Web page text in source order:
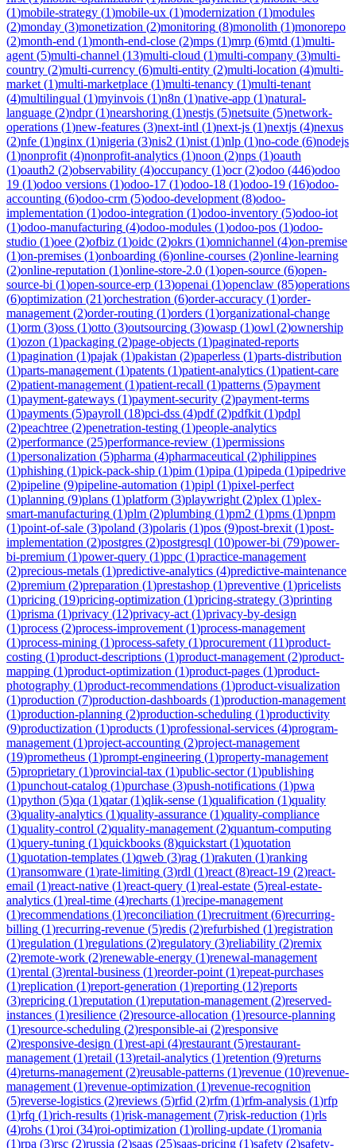
(1)mobile-strategy (1)mobile-ux (1)modernization (1)modules
(2)monday (3)monetization (2)monitoring (8)monolith (1)monorepo
(2)month-end (1)month-end-close (2)mps (1)mrp (6)mtd (1)multi-
agent (5)multi-channel (13)multi-cloud (1)multi-company (3)multi-
country (2)multi-currency (6)multi-entity (2)multi-location (4)multi-
market (1)multi-marketplace (1)multi-tenancy (1)multi-tenant
(4)multilingual (1)myinvois (1)n8n (1)native-app (1)natural-
language (2)ndpr(1)nearshoring (1)nestjs (5)netsuite (5)network-
operations (1)new-features (3)next-intl (1)next-js (1)nextjs (4)nexus
(2)nfe (1)nginx (1)nigeria (3)nis2 (1)nist (1)nlp (1)no-code (6)nodejs
(1)nonprofit (4)nonprofit-analytics (1)noon (2)nps (1)oauth
(1)oauth2 (2)observability (4)occupancy (1)ocr(2)odoo (446)odoo
19 (1)odoo versions (1)odoo-17 (1)odoo-18 (1)odoo-19 (16)odoo-
accounting (6)odoo-crm (5)odoo-development (8)odoo-
implementation (1)odoo-integration (1)odoo-inventory (5)odoo-iot
(1)odoo-manufacturing (4)odoo-modules (1)odoo-pos (1)odoo-
studio (1)oee (2)ofbiz (1)oidc (2)okrs (1)omnichannel (4)on-premise
(1)on-premises (1)onboarding (6)online-courses (2)online-learning
(2)online-reputation (1)online-store-2.0 (1)open-source (6)open-
source-bi (1)open-source-erp (13)openai (1)openclaw (85)operations
(6)optimization (21)orchestration (6)order-accuracy (1)order-
management (2)order-routing (1)orders (1)organizational-change
(1)orm (3)oss (1)otto (3)outsourcing (3)owasp (1)owl (2)ownership
(1)ozon (1)packaging (2)page-objects (1)paginated-reports
(1)pagination (1)pajak (1)pakistan (2)paperless (1)parts-distribution
(1)parts-management (1)patents (1)patient-analytics (1)patient-care
(2)patient-management (1)patient-recall (1)patterns (5)payment
(1)payment-gateways (1)payment-security (2)payment-terms
(1)payments (5)payroll (18)pci-dss (4)pdf(2)pdfkit (1)pdpl
(2)peachtree (2)penetration-testing (1)people-analytics
(2)performance (25)performance-review (1)permissions
(1)personalization (5)pharma (4)pharmaceutical (2)philippines
(1)phishing (1)pick-pack-ship (1)pim (1)pipa (1)pipeda (1)pipedrive
(2)pipeline (9)pipeline-automation (1)pipl (1)pixel-perfect
(1)planning (9)plans (1)platform (3)playwright (2)plex (1)plex-
smart-manufacturing (1)plm (2)plumbing (1)pm2 (1)pms (1)pnpm
(1)point-of-sale (3)poland (3)polaris (1)pos (9)post-brexit (1)post-
implementation (2)postgres (2)postgresql (10)power-bi (79)power-
bi-premium (1)power-query (1)ppc (1)practice-management
(2)precious-metals (1)predictive-analytics (4)predictive-maintenance
(2)premium (2)preparation (1)prestashop (1)preventive (1)pricelists
(1)pricing (19)pricing-optimization (1)pricing-strategy (3)printing
(1)prisma (1)privacy (12)privacy-act (1)privacy-by-design
(1)process (2)process-improvement (1)process-management
(1)process-mining (1)process-safety (1)procurement (11)product-
costing (1)product-descriptions (1)product-management (2)product-
mapping (1)product-optimization (1)product-pages (1)product-
photography (1)product-recommendations (1)product-visualization
(1)production (7)production-dashboards (1)production-management
(1)production-planning (2)production-scheduling (1)productivity
(9)productization (1)products (1)professional-services (4)program-
management (1)project-accounting (2)project-management
(19)prometheus (1)prompt-engineering (1)property-management
(5)proprietary (1)provincial-tax (1)public-sector(1)publishing
(1)punchout-catalog (1)purchase (3)push-notifications (1)pwa
(1)python (5)qa (1)qatar(1)qlik-sense (1)qualification (1)quality
(3)quality-analytics (1)quality-assurance (1)quality-compliance
(1)quality-control (2)quality-management (2)quantum-computing
(1)query-tuning (1)quickbooks (8)quickstart (1)quotation
(1)quotation-templates (1)qweb (3)rag (1)rakuten (1)ranking
(1)ransomware (1)rate-limiting (3)rdl (1)react (8)react-19 (2)react-
email (1)react-native (1)react-query (1)real-estate (5)real-estate-
analytics (1)real-time (4)recharts (1)recipe-management
(1)recommendations (1)reconciliation (1)recruitment (6)recurring-
billing (1)recurring-revenue (5)redis (2)refurbished (1)registration
(1)regulation (1)regulations (2)regulatory (3)reliability (2)remix
(2)remote-work (2)renewable-energy (1)renewal-management
(1)rental (3)rental-business (1)reorder-point (1)repeat-purchases
(1)replication (1)report-generation (1)reporting (12)reports
(3)repricing (1)reputation (1)reputation-management (2)reserved-
instances (1)resilience (2)resource-allocation (1)resource-planning
(1)resource-scheduling (2)responsible-ai (2)responsive
(2)responsive-design (1)rest-api (4)restaurant (5)restaurant-
management (1)retail (13)retail-analytics (1)retention (9)returns
(4)returns-management (2)reusable-patterns (1)revenue (10)revenue-
management (1)revenue-optimization (1)revenue-recognition
(5)reverse-logistics (2)reviews (5)rfid (2)rfm (1)rfm-analysis (1)rfp
(1)rfq (1)rich-results (1)risk-management (7)risk-reduction (1)rls
(4)rohs (1)roi (34)roi-optimization (1)rolling-update (1)romania
(1)rpa (3)rsc (2)russia (2)saas (25)saas-pricing (1)safety (2)safety-